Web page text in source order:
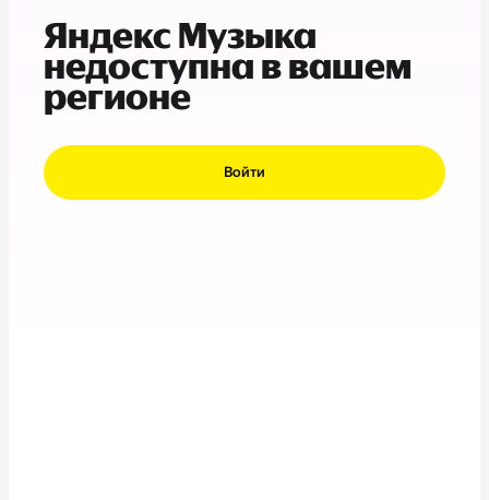
Яндекс Музыка
недоступна в вашем
регионе
Войти